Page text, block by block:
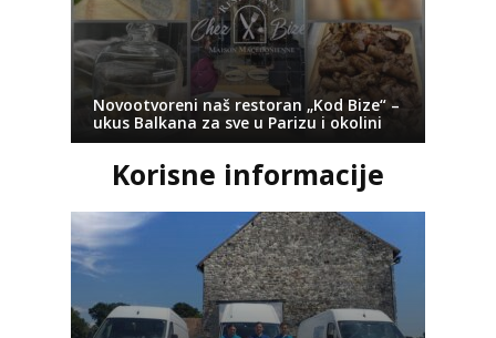
Novootvoreni naš restoran „Kod Bize“ –
ukus Balkana za sve u Parizu i okolini
Korisne informacije